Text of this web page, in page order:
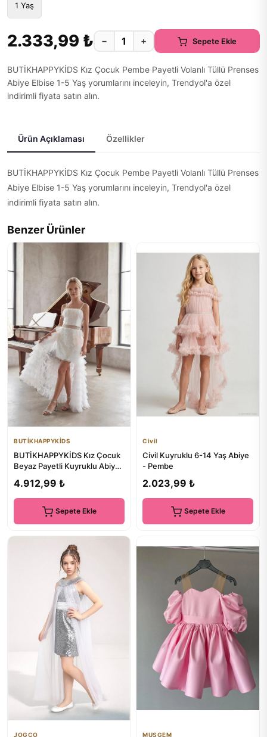
1 Yaş
2.333,99 ₺ − + Sepete Ekle
BUTİKHAPPYKİDS Kız Çocuk Pembe Payetli Volanlı Tüllü Prenses
Abiye Elbise 1-5 Yaş yorumlarını inceleyin, Trendyol'a özel
indirimli fiyata satın alın.
Ürün Açıklaması Özellikler
BUTİKHAPPYKİDS Kız Çocuk Pembe Payetli Volanlı Tüllü Prenses
Abiye Elbise 1-5 Yaş yorumlarını inceleyin, Trendyol'a özel
indirimli fiyata satın alın.
Benzer Ürünler
BUTİKHAPPYKİDS
BUTİKHAPPYKİDS Kız Çocuk
Beyaz Payetli Kuyruklu Abiye
4.912,99 ₺
Sepete Ekle
Civil
Civil Kuyruklu 6-14 Yaş Abiye
- Pembe
2.023,99 ₺
Sepete Ekle
JOGCO MUSGEM